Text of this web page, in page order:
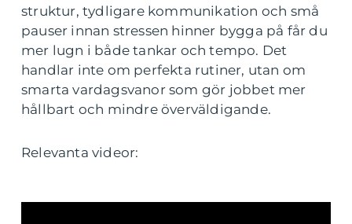
struktur, tydligare kommunikation och små
pauser innan stressen hinner bygga på får du
mer lugn i både tankar och tempo. Det
handlar inte om perfekta rutiner, utan om
smarta vardagsvanor som gör jobbet mer
hållbart och mindre överväldigande.
Relevanta videor: